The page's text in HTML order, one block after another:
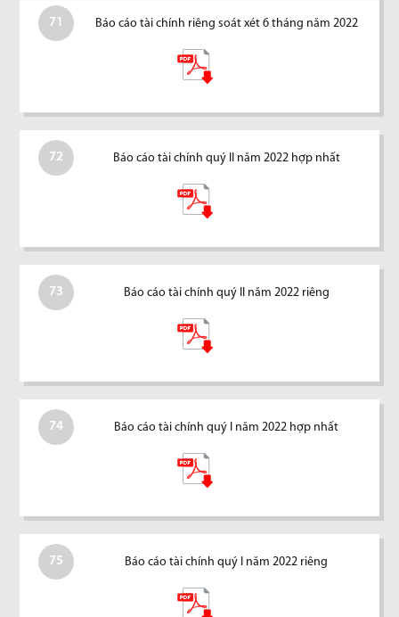
71 Báo cáo tài chính riêng soát xét 6 tháng năm 2022
72 Báo cáo tài chính quý II năm 2022 hợp nhất
73 Báo cáo tài chính quý II năm 2022 riêng
74 Báo cáo tài chính quý I năm 2022 hợp nhất
75 Báo cáo tài chính quý I năm 2022 riêng